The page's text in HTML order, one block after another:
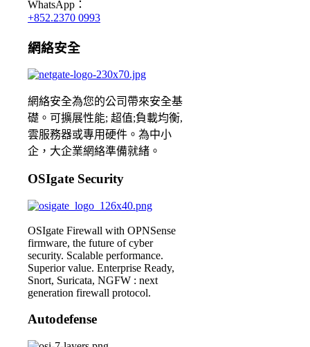
WhatsApp：
+852.2370 0993
網絡安全
網絡安全為您的公司帶來安全基
礎。可擴展性能; 超值;負載均衡,
雲服務器或專用硬件。為中小
企，大企業網絡準備就緒。
OSIgate Security
OSIgate Firewall with OPNSense
firmware, the future of cyber
security. Scalable performance.
Superior value. Enterprise Ready,
Snort, Suricata, NGFW : next
generation firewall protocol.
Autodefense